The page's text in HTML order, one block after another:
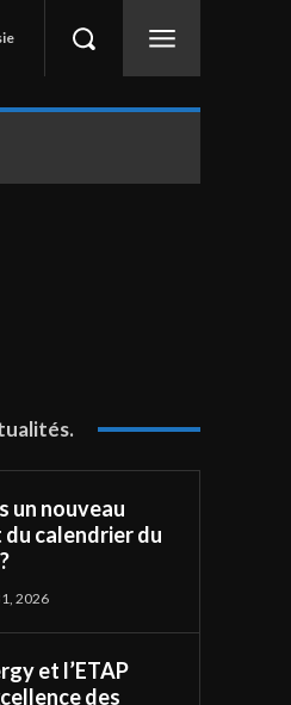
un nouveau
calendrier du
2026
et l’ETAP
des